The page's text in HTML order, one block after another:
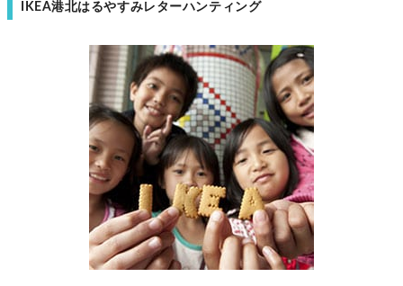
IKEA港北はるやすみレターハンティング